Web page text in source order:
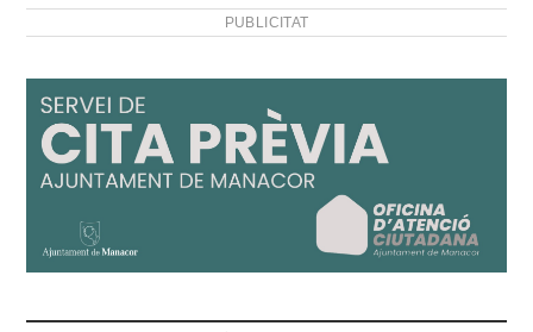
PUBLICITAT